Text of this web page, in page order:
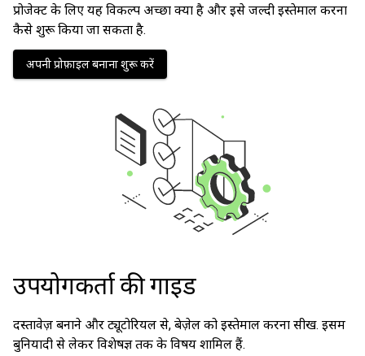
प्रोजेक्ट के लिए यह विकल्प अच्छा क्यों है और इसे जल्दी इस्तेमाल करना
कैसे शुरू किया जा सकता है.
अपनी प्रोफ़ाइल बनाना शुरू करें
उपयोगकर्ता की गाइड
दस्तावेज़ बनाने और ट्यूटोरियल से, बेज़ेल को इस्तेमाल करना सीखें. इसमें
बुनियादी से लेकर विशेषज्ञ तक के विषय शामिल हैं.